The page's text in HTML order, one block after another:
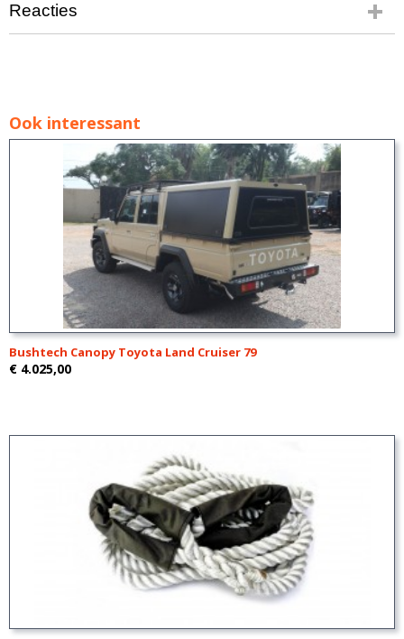
Reacties
Ook interessant
Bushtech Canopy Toyota Land Cruiser 79
€ 4.025,00